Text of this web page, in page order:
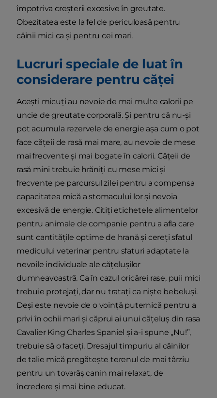
împotriva creșterii excesive în greutate.
Obezitatea este la fel de periculoasă pentru
câinii mici ca și pentru cei mari.
Lucruri speciale de luat în
considerare pentru căței
Acești micuți au nevoie de mai multe calorii pe
uncie de greutate corporală. Și pentru că nu-și
pot acumula rezervele de energie așa cum o pot
face cățeii de rasă mai mare, au nevoie de mese
mai frecvente și mai bogate în calorii. Cățeii de
rasă mini trebuie hrăniți cu mese mici și
frecvente pe parcursul zilei pentru a compensa
capacitatea mică a stomacului lor și nevoia
excesivă de energie. Citiți etichetele alimentelor
pentru animale de companie pentru a afla care
sunt cantitățile optime de hrană și cereți sfatul
medicului veterinar pentru sfaturi adaptate la
nevoile individuale ale cățelușilor
dumneavoastră. Ca în cazul oricărei rase, puii mici
trebuie protejați, dar nu tratați ca niște bebeluși.
Deși este nevoie de o voință puternică pentru a
privi în ochii mari și căprui ai unui cățeluș din rasa
Cavalier King Charles Spaniel și a-i spune „Nu!”,
trebuie să o faceți. Dresajul timpuriu al câinilor
de talie mică pregătește terenul de mai târziu
pentru un tovarăș canin mai relaxat, de
încredere și mai bine educat.